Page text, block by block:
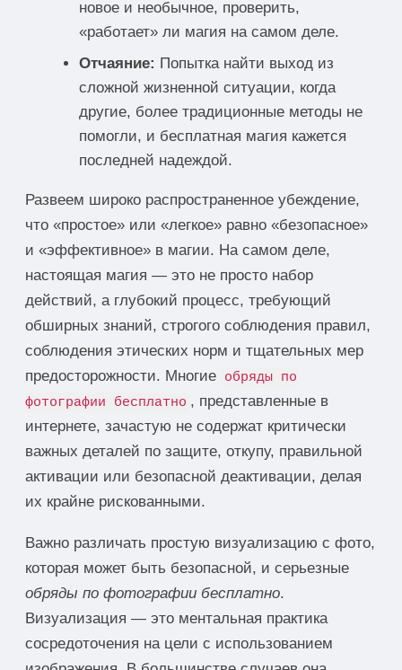
новое и необычное, проверить,
«работает» ли магия на самом деле.
Отчаяние: Попытка найти выход из
сложной жизненной ситуации, когда
другие, более традиционные методы не
помогли, и бесплатная магия кажется
последней надеждой.
Развеем широко распространенное убеждение,
что «простое» или «легкое» равно «безопасное»
и «эффективное» в магии. На самом деле,
настоящая магия — это не просто набор
действий, а глубокий процесс, требующий
обширных знаний, строгого соблюдения правил,
соблюдения этических норм и тщательных мер
предосторожности. Многие обряды по
фотографии бесплатно , представленные в
интернете, зачастую не содержат критически
важных деталей по защите, откупу, правильной
активации или безопасной деактивации, делая
их крайне рискованными.
Важно различать простую визуализацию с фото,
которая может быть безопасной, и серьезные
обряды по фотографии бесплатно.
Визуализация — это ментальная практика
сосредоточения на цели с использованием